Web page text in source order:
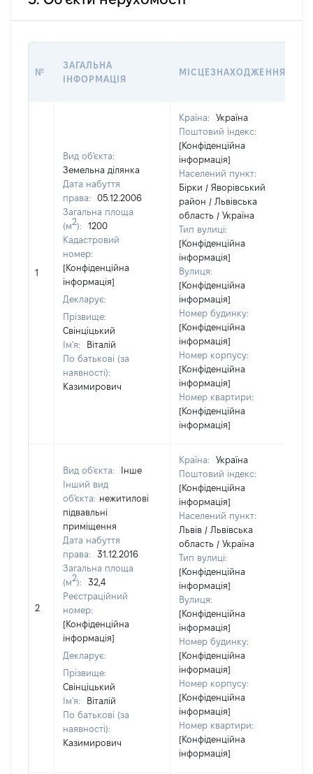
№
ЗАГАЛЬНА
ІНФОРМАЦІЯ
МІСЦЕЗНАХОДЖЕННЯ
1
Вид об'єкта:
Земельна ділянка
Дата набуття
права:
05.12.2006
Загальна площа
(м2):
1200
Кадастровий
номер:
[Конфіденційна
інформація]
Декларує:
Прізвище:
Свінціцький
Ім'я:
Віталій
По батькові (за
наявності):
Казимирович
Країна:
Україна
Поштовий індекс:
[Конфіденційна
інформація]
Населений пункт:
Бірки / Яворівський
район / Львівська
область / Україна
Тип вулиці:
[Конфіденційна
інформація]
Вулиця:
[Конфіденційна
інформація]
Номер будинку:
[Конфіденційна
інформація]
Номер корпусу:
[Конфіденційна
інформація]
Номер квартири:
[Конфіденційна
інформація]
2
Вид об'єкта:
Інше
Інший вид
об'єкта: нежитилові
підвавльні
приміщення
Дата набуття
права:
31.12.2016
Загальна площа
(м2):
32,4
Реєстраційний
номер:
[Конфіденційна
інформація]
Декларує:
Прізвище:
Свінціцький
Ім'я:
Віталій
По батькові (за
наявності):
Казимирович
Країна:
Україна
Поштовий індекс:
[Конфіденційна
інформація]
Населений пункт:
Львів / Львівська
область / Україна
Тип вулиці:
[Конфіденційна
інформація]
Вулиця:
[Конфіденційна
інформація]
Номер будинку:
[Конфіденційна
інформація]
Номер корпусу:
[Конфіденційна
інформація]
Номер квартири:
[Конфіденційна
інформація]